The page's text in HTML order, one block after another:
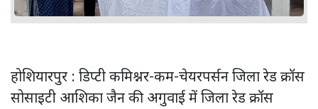
होशियारपुर : डिप्टी कमिश्नर-कम-चेयरपर्सन जिला रेड क्रॉस
सोसाइटी आशिका जैन की अगुवाई में जिला रेड क्रॉस